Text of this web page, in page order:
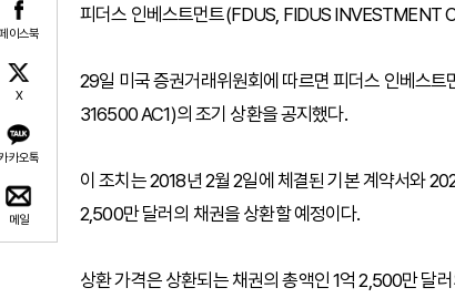
이스북
X
카오톡
메일
피더스 인베스트먼트(FDUS, FIDUS INVESTMENT
29일 미국 증권거래위원회에 따르면 피더스 인베스
316500 AC1)의 조기 상환을 공지했다.
이 조치는 2018년 2월 2일에 체결된 기본 계약서와
2,500만 달러의 채권을 상환할 예정이다.
상환 가격은 상환되는 채권의 총액인 1억 2,500만 달